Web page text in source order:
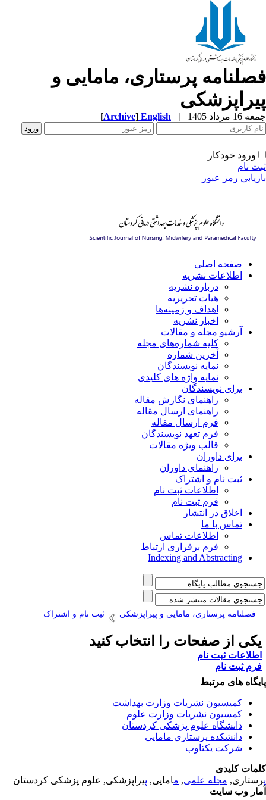
پرستاری، مامایی و
مرداد 1405 |
English
[Archive]
ورود خودکار
نام
رمز عبور
صفحه اصلی
اطلاعات نشریه
درباره نشریه
هیات تحریریه
اهداف و زمینه‌ها
اخبار نشریه
آرشیو مجله و مقالات
کلیه شماره‌های مجله
آخرین شماره
نمایه نویسندگان
نمایه واژه های کلیدی
برای نویسندگان
راهنمای نگارش مقاله
راهنمای ارسال مقاله
فرم ارسال مقاله
فرم تعهد نویسندگان
قالب ویژه مقالات
برای داوران
راهنمای داوران
ثبت نام و اشتراک
اطلاعات ثبت نام
فرم ثبت نام
اخلاق در انتشار
تماس با ما
اطلاعات تماس
فرم برقراری ارتباط
Indexing and Abstracting
فصلنامه پرستاری، مامایی و پیراپزشکی ثبت نام و اشتراک
از صفحات را انتخاب کنید
ثبت نام
ثبت نام
های مرتبط
کمیسیون نشریات وزارت بهداشت
کمسیون نشریات وزارت علوم
دانشگاه علوم پزشکی کردستان
دانشکده پرستاری مامایی
شرکت یکتاوب
کلیدی
مجله علمی, م امایی, پیراپزشکی, علوم پزشکی کردستان
وب سایت